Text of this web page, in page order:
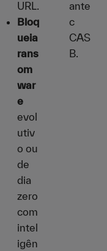
URL.
Bloq
ueia
rans
om
war
e
evol
utiv
o ou
de
dia
zero
com
intel
igên
ante
c
CAS
B.